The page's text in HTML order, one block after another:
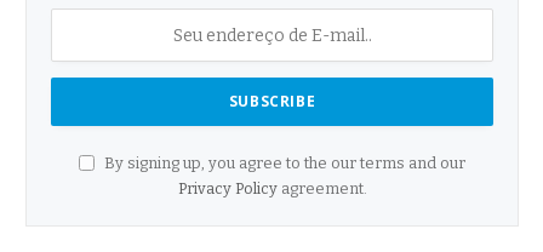
By signing up, you agree to the our terms and our
Privacy Policyagreement.